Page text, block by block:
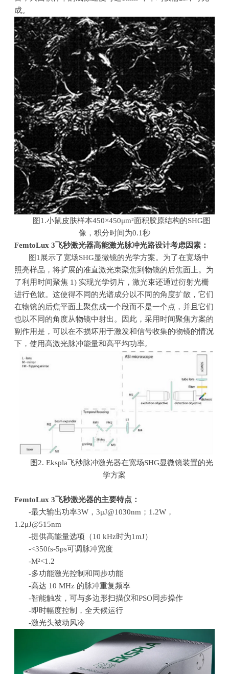
成。
图1.小鼠皮肤样本450×450μm²面积胶原结构的SHG图
像，积分时间为0.1秒
FemtoLux 3飞秒激光器高能激光脉冲光路设计考虑因素：
图 1展示了宽场SHG显微镜的光学方案。为了在宽场中
照亮样品，将扩展的准直激光束聚焦到物镜的后焦面上。为
了利用时间聚焦 1) 实现光学切片，激光束还通过衍射光栅
进行色散。这使得不同的光谱成分以不同的角度扩散，它们
在物镜的后焦平面上聚焦成一个段而不是一个点，并且它们
也以不同的角度从物镜中射出。因此，采用时间聚焦方案的
副作用是，可以在不损坏用于激发和信号收集的物镜的情况
下，使用高激光脉冲能量和高平均功率。
图2. Ekspla飞秒脉冲激光器在宽场SHG显微镜装置的光
学方案
FemtoLux 3飞秒激光器的主要特点：
-最大输出功率3W ，3μJ@1030nm ； 1.2W ，
1.2μJ@515nm
-提供高能量选项（10 kHz时为1mJ）
-<350fs-5ps可调脉冲宽度
-M²<1.2
-多功能激光控制和同步功能
-高达 10 MHz 的脉冲重复频率
-智能触发，可与多边形扫描仪和PSO同步操作
-即时幅度控制，全天候运行
-激光头被动风冷